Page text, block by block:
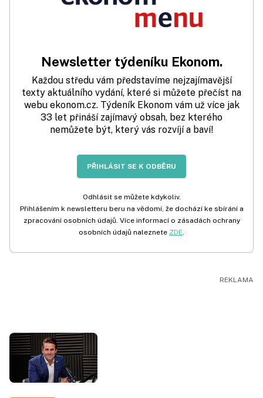
Newsletter týdeníku Ekonom.
Každou středu vám představíme nejzajímavější
texty aktuálního vydání, které si můžete přečíst na
webu ekonom.cz. Týdeník Ekonom vám už více jak
33 let přináší zajímavý obsah, bez kterého
nemůžete být, který vás rozvíjí a baví!
PŘIHLÁSIT SE K ODBĚRU
Odhlásit se můžete kdykoliv.
Přihlášením k newsletteru beru na vědomí, že dochází ke sbírání a
zpracování osobních údajů. Více informací o zásadách ochrany
osobních údajů naleznete ZDE.